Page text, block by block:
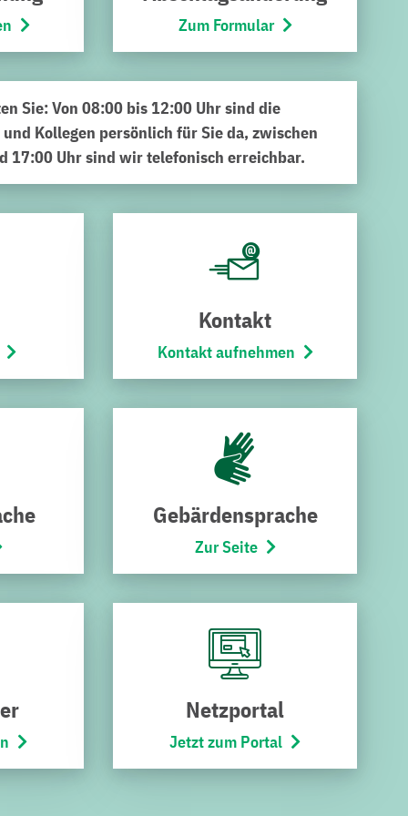
über
Zusammen mit den Auszubildenden aus
Kommunikationsaufgaben. Hier standen das
Auszubildendenvertretung (JAV) auf der
Wasserwerks, des neuen Umspannwerks oder des
Ernst des Ausbildungsalltags in den für die jeweiligen
zwei Elektroniker für Energie- und
sein.
bei der Suche.
Zum Formular
Sie: Von 08:00 bis 12:00 Uhr sind die
Kollegen persönlich für Sie da, zwischen
17:00 Uhr sind wir telefonisch erreichbar.
Kontakt
Kontakt aufnehmen
Gebärdensprache
Zur Seite
Netzportal
Jetzt zum Portal